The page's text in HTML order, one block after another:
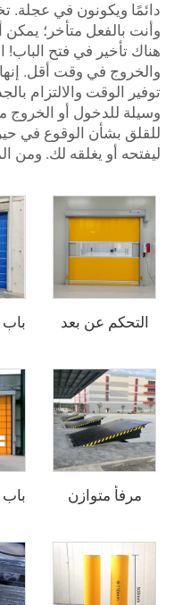
دائمًا ويكونون في عجلة.
وأنت بالفعل متأخر؛
هناك تأخير في فتح الباب!
والخروج في وقت أقل.
توفير الوقت والالتزام
وسيلة للدخول أو
للقلق بشأن الوقوع في
ليفتحه أو يغلقه لك. ومن
التحكم عن بعد
مرفأ متوازن